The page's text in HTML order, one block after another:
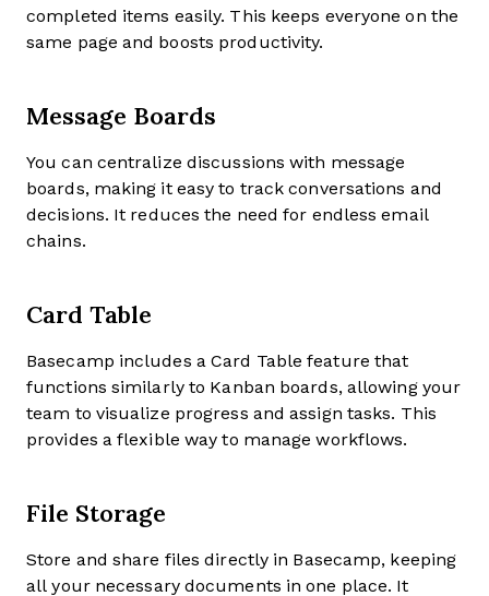
completed items easily. This keeps everyone on the
same page and boosts productivity.
Message Boards
You can centralize discussions with message
boards, making it easy to track conversations and
decisions. It reduces the need for endless email
chains.
Card Table
Basecamp includes a Card Table feature that
functions similarly to Kanban boards, allowing your
team to visualize progress and assign tasks. This
provides a flexible way to manage workflows.
File Storage
Store and share files directly in Basecamp, keeping
all your necessary documents in one place. It